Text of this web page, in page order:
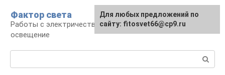
контенту
Фактор света
Работы с электричеством, электроприборы и
освещение
Для любых предложений по
сайту: fitosvet66@cp9.ru